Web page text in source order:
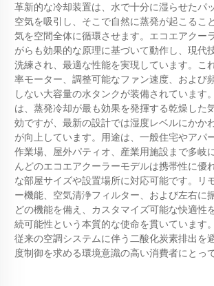
革新的な冷却装置は、水で十分に湿らせたパ
空気を吸引し、そこで自然に蒸発が起こるこ
気を空間全体に循環させます。エコエアクー
がらも効果的な原理に基づいて動作し、現代
洗練され、最適な性能を実現しています。こ
率モーター、調整可能なファン速度、および
しない大容量の水タンクが装備されています
は、蒸発冷却が最も効果を発揮する乾燥した
効ですが、最新の設計では湿度レベルにかか
が向上しています。用途は、一般住宅やアパ
作業場、屋外パティオ、産業用施設まで多岐
んどのエコエアクーラーモデルは携帯性に優
な部屋サイズや設置場所に対応可能です。リ
ー機能、空気清浄フィルター、および左右に
どの機能を備え、カスタマイズ可能な快適性
続可能性という本質的な使命を貫いています
従来の空調システムに伴う二酸化炭素排出を
度制御を求める環境意識の高い消費者にとっ